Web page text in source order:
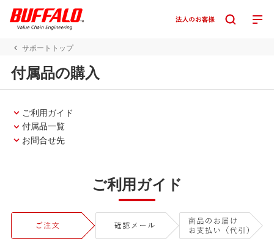
サポートトップ
付属品の購入
ご利用ガイド
付属品一覧
お問合せ先
ご利用ガイド